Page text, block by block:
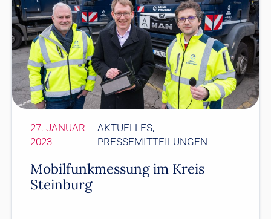
Mobilfunkmessung im Kreis
Steinburg
AKTUELLES,
PRESSEMITTEILUNGEN
27. JANUAR
2023